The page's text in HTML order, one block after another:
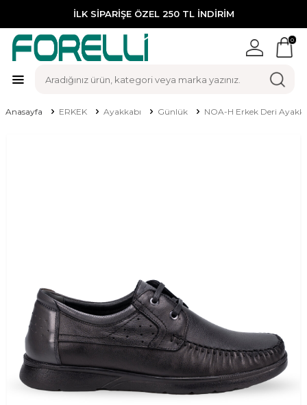
İLK SİPARİŞE ÖZEL 250 TL İNDİRİM
0
Anasayfa ERKEK Ayakkabı Günlük NOA-H Erkek Deri